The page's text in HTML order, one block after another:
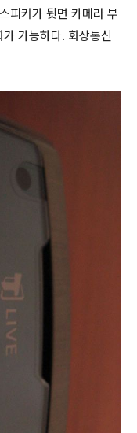
피커가 뒷면 카메라 부
가능하다. 화상통신